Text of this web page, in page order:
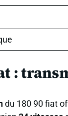
:
du 180 90 fiat